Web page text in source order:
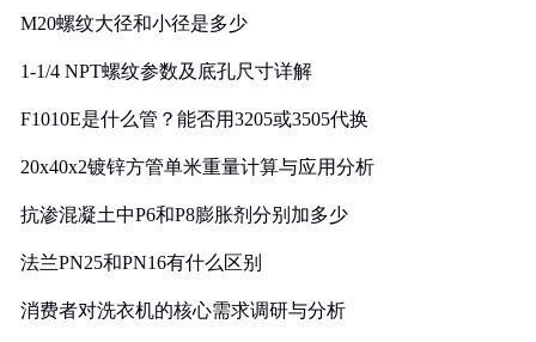
M20螺纹大径和小径是多少
1-1/4 NPT螺纹参数及底孔尺寸详解
F1010E是什么管？能否用3205或3505代换
20x40x2镀锌方管单米重量计算与应用分析
抗渗混凝土中P6和P8膨胀剂分别加多少
法兰PN25和PN16有什么区别
消费者对洗衣机的核心需求调研与分析